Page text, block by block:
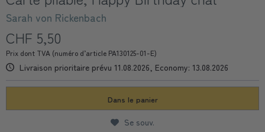
Sarah von Rickenbach
CHF 5,50
Prix dont TVA (numéro d’article PA130125-01-E)
Livraison prioritaire prévu 11.08.2026, Economy: 13.08.2026
Dans le panier
Se souv.